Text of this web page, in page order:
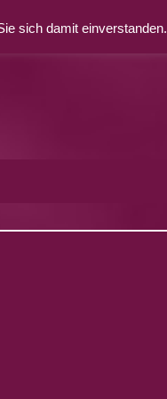
sich damit einverstanden.